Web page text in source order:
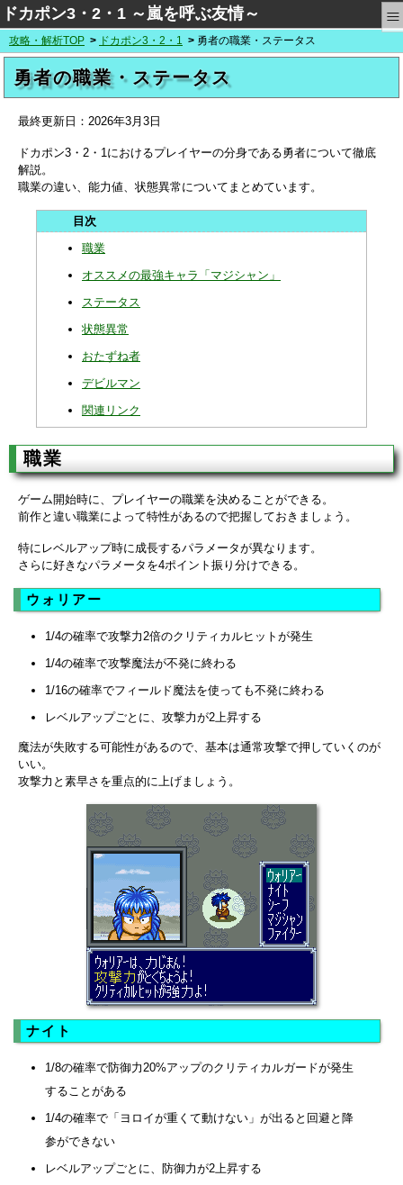
ドカポン3・2・1 ～嵐を呼ぶ友情～ ≡
攻略・解析TOP ドカポン3・2・1 勇者の職業・ステータス
勇者の職業・ステータス
最終更新日： 2026年3月3日
ドカポン3・2・1におけるプレイヤーの分身である勇者について徹底
解説。
職業の違い、能力値、状態異常についてまとめています。
職業
オススメの最強キャラ「マジシャン」
ステータス
状態異常
おたずね者
デビルマン
関連リンク
職業
ゲーム開始時に、プレイヤーの職業を決めることができる。
前作と違い職業によって特性があるので把握しておきましょう。
特にレベルアップ時に成長するパラメータが異なります。
さらに好きなパラメータを4ポイント振り分けできる。
ウォリアー
1/4の確率で攻撃力2倍のクリティカルヒットが発生
1/4の確率で攻撃魔法が不発に終わる
1/16の確率でフィールド魔法を使っても不発に終わる
レベルアップごとに、攻撃力が2上昇する
魔法が失敗する可能性があるので、基本は通常攻撃で押していくのが
いい。
攻撃力と素早さを重点的に上げましょう。
ナイト
1/8の確率で防御力20%アップのクリティカルガードが発生
することがある
1/4の確率で「ヨロイが重くて動けない」が出ると回避と降
参ができない
レベルアップごとに、防御力が2上昇する